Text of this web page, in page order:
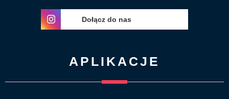
Dołącz do nas
APLIKACJE